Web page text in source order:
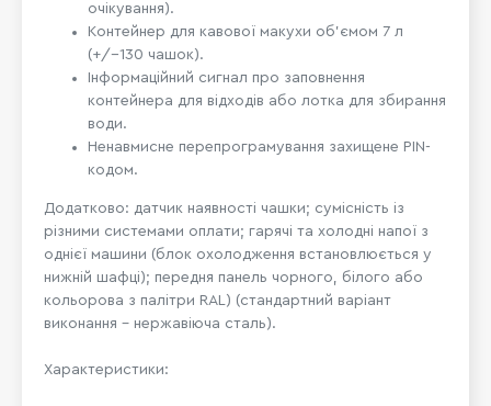
очікування).
Контейнер для кавової макухи об'ємом 7 л
(+/-130 чашок).
Інформаційний сигнал про заповнення
контейнера для відходів або лотка для збирання
води.
Ненавмисне перепрограмування захищене PIN-
кодом.
Додатково: датчик наявності чашки; сумісність із
різними системами оплати; гарячі та холодні напої з
однієї машини (блок охолодження встановлюється у
нижній шафці); передня панель чорного, білого або
кольорова з палітри RAL) (стандартний варіант
виконання - нержавіюча сталь).
Характеристики: